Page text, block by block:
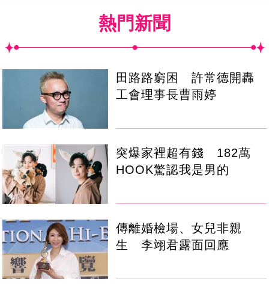
熱門新聞
田路路窮困 許常德開轟
工會理事長曹雨婷
突爆家裡超有錢 182萬
HOOK驚認我是男的
傳離婚檢場、女兒非親
生 李翊君露面回應